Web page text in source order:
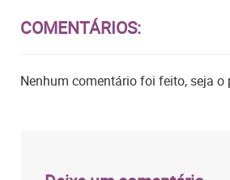
COMENTÁRIOS:
Nenhum comentário foi feito, seja o